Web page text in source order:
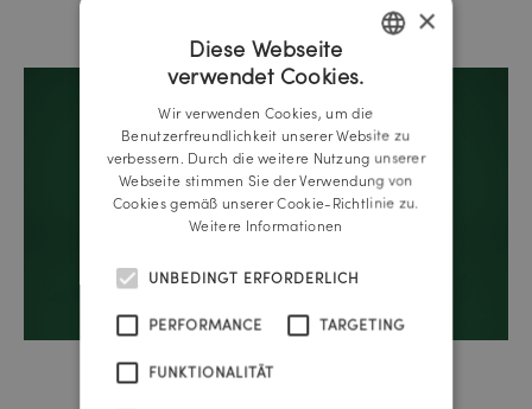
GERMAN
×
Diese Webseite
verwendet Cookies.
Wir verwenden Cookies, um die
Benutzerfreundlichkeit unserer Website zu
verbessern. Durch die weitere Nutzung unserer
Webseite stimmen Sie der Verwendung von
Cookies gemäß unserer Cookie-Richtlinie zu.
Weitere Informationen
UNBEDINGT ERFORDERLICH
PERFORMANCE TARGETING
FUNKTIONALITÄT